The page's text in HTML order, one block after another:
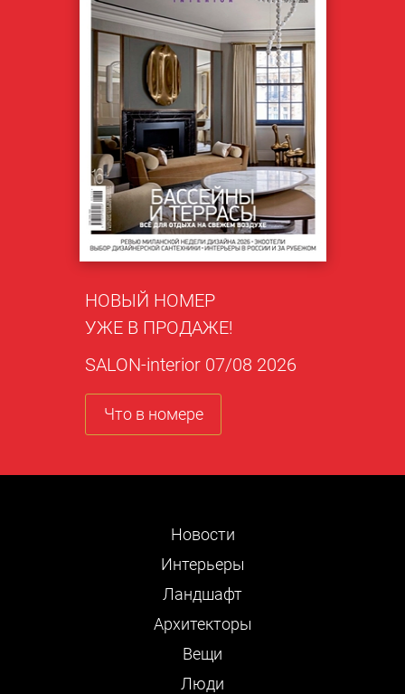
НОВЫЙ НОМЕР
УЖЕ В ПРОДАЖЕ!
SALON-interior 07/08 2026
Что в номере
Новости
Интерьеры
Ландшафт
Архитекторы
Вещи
Люди